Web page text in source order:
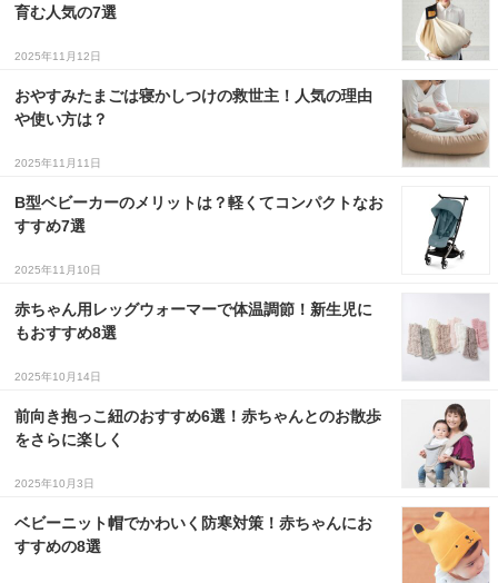
育む人気の7選
2025年11月12日
おやすみたまごは寝かしつけの救世主！人気の理由
や使い方は？
2025年11月11日
B型ベビーカーのメリットは？軽くてコンパクトなお
すすめ7選
2025年11月10日
赤ちゃん用レッグウォーマーで体温調節！新生児に
もおすすめ8選
2025年10月14日
前向き抱っこ紐のおすすめ6選！赤ちゃんとのお散歩
をさらに楽しく
2025年10月3日
ベビーニット帽でかわいく防寒対策！赤ちゃんにお
すすめの8選